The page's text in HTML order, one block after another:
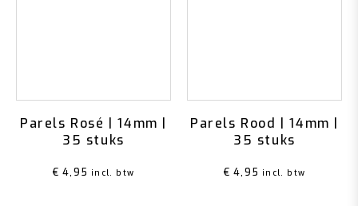
Parels Rosé | 14mm |
35 stuks
€ 4,95 incl. btw
Parels Rood | 14mm |
35 stuks
€ 4,95 incl. btw